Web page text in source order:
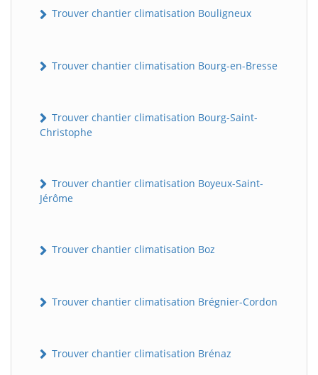
Trouver chantier climatisation Bouligneux
Trouver chantier climatisation Bourg-en-Bresse
Trouver chantier climatisation Bourg-Saint-
Christophe
Trouver chantier climatisation Boyeux-Saint-
Jérôme
Trouver chantier climatisation Boz
Trouver chantier climatisation Brégnier-Cordon
Trouver chantier climatisation Brénaz